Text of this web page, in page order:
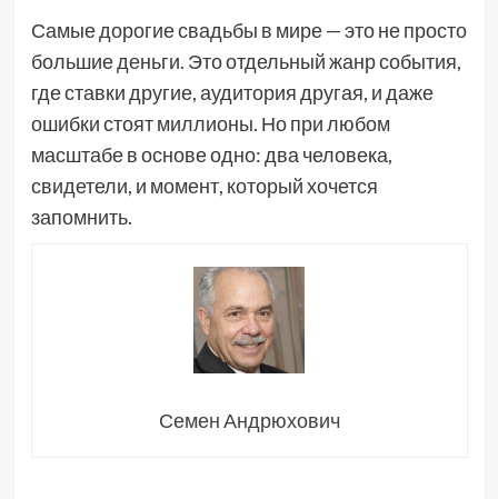
Самые дорогие свадьбы в мире — это не просто
большие деньги. Это отдельный жанр события,
где ставки другие, аудитория другая, и даже
ошибки стоят миллионы. Но при любом
масштабе в основе одно: два человека,
свидетели, и момент, который хочется
запомнить.
Семен Андрюхович